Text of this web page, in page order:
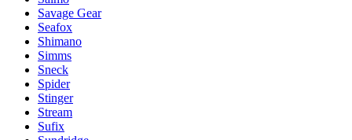
Savage Gear
Seafox
Shimano
Simms
Sneck
Spider
Stinger
Stream
Sufix